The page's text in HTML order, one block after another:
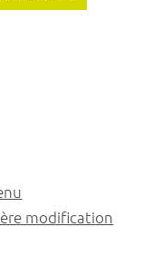
modification